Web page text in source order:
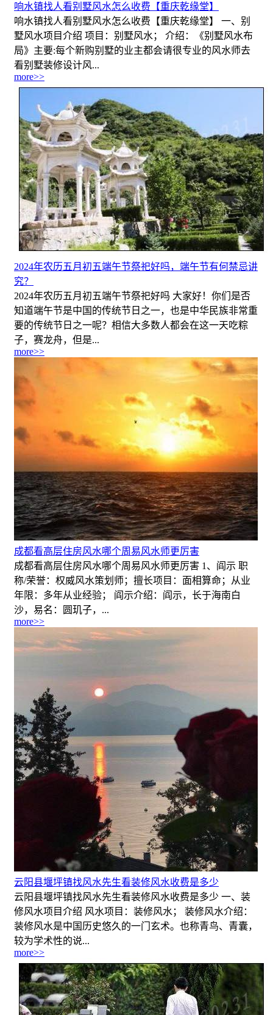
响水镇找人看别墅风水怎么收费【重庆乾缘堂】
响水镇找人看别墅风水怎么收费【重庆乾缘堂】 一、别
墅风水项目介绍 项目：别墅风水； 介绍：《别墅风水布
局》主要:每个新购别墅的业主都会请很专业的风水师去
看别墅装修设计风...
more>>
2024年农历五月初五端午节祭祀好吗，端午节有何禁忌讲
究？
2024年农历五月初五端午节祭祀好吗 大家好！你们是否
知道端午节是中国的传统节日之一，也是中华民族非常重
要的传统节日之一呢？相信大多数人都会在这一天吃粽
子，赛龙舟，但是...
more>>
成都看高层住房风水哪个周易风水师更厉害
成都看高层住房风水哪个周易风水师更厉害 1、阎示 职
称/荣誉：权威风水策划师；擅长项目：面相算命；从业
年限：多年从业经验； 阎示介绍：阎示，长于海南白
沙，易名：圆玑子，...
more>>
云阳县堰坪镇找风水先生看装修风水收费是多少
云阳县堰坪镇找风水先生看装修风水收费是多少 一、装
修风水项目介绍 风水项目：装修风水； 装修风水介绍：
装修风水是中国历史悠久的一门玄术。也称青鸟、青囊，
较为学术性的说...
more>>